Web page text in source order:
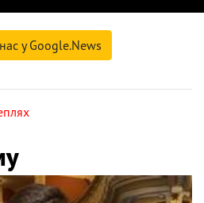
у Google.News